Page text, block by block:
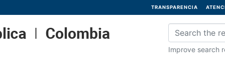
TRANSPARENCIA
Improve search